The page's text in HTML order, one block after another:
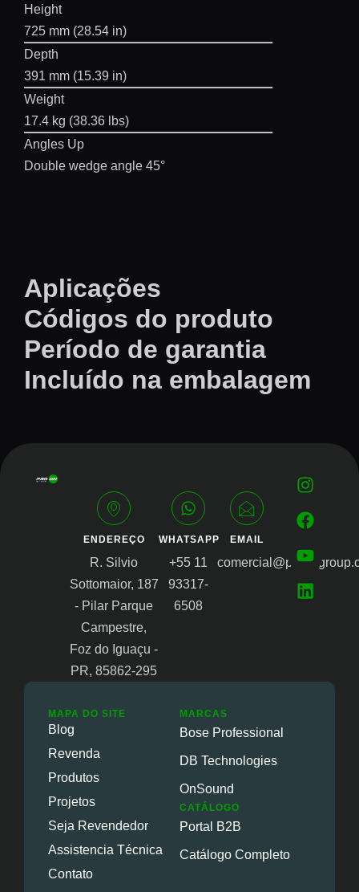
Height
725 mm (28.54 in)
Depth
391 mm (15.39 in)
Weight
17.4 kg (38.36 lbs)
Angles Up
Double wedge angle 45°
Aplicações
Códigos do produto
Período de garantia
Incluído na embalagem
ENDEREÇO
R. Silvio
Sottomaior, 187
- Pilar Parque
Campestre,
Foz do Iguaçu -
PR, 85862-295
WHATSAPP
+55 11
93317-
6508
EMAIL
MAPA DO SITE
Blog
Revenda
Produtos
Projetos
Seja Revendedor
Assistencia Técnica
Contato
MARCAS
Bose Professional
DB Technologies
OnSound
CATÁLOGO
Portal B2B
Catálogo Completo